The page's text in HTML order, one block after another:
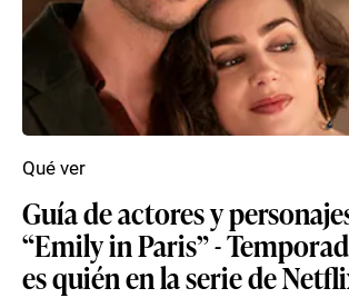
Guía de actores y
“Emily in Paris” -
es quién en la serie de
Qué ver